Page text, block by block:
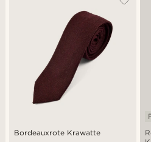
Bordeauxrote Krawatte